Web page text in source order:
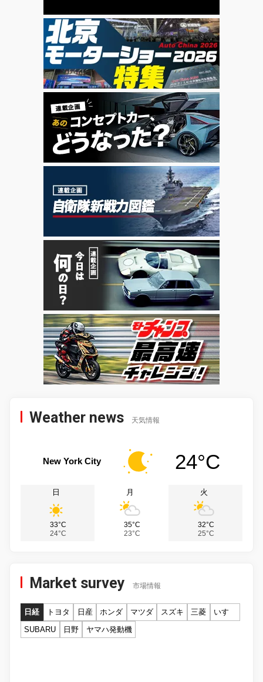
Weather news 天気情報
New York City 24°C
日
33°C
24°C
月
35°C
23°C
火
32°C
25°C
Market survey 市場情報
日経 トヨタ 日産 ホンダ マツダ スズキ 三菱
いすゞ
SUBARU
日野 ヤマハ発動機